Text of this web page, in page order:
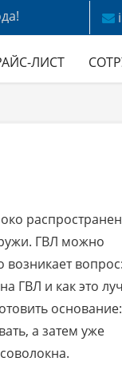
ЛИСТ
ГВЛ можно
вопрос:
ГВЛ и как это
основание:
а затем уже